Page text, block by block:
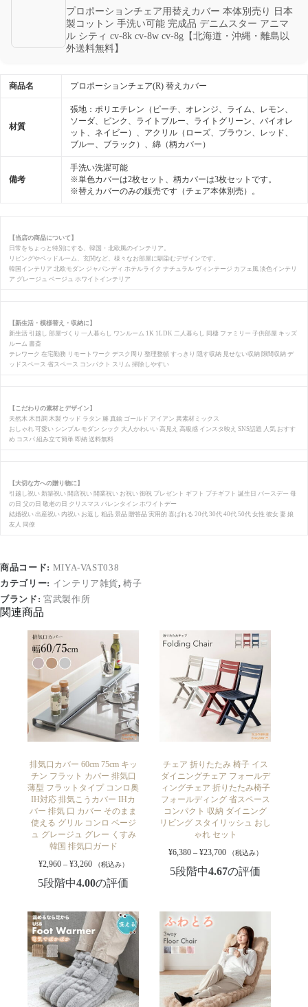
プロポーションチェア用替えカバー 本体別売り 日本
製コットン 手洗い可能 完成品 デニムスター アニマ
ル シティ cv-8k cv-8w cv-8g【北海道・沖縄・離島以
外送料無料】
商品名 プロポーションチェア(R) 替えカバー
材質
張地：ポリエチレン（ピーチ、オレンジ、ライム、レモン、
ソーダ、ピンク、ライトブルー、ライトグリーン、バイオレ
ット、ネイビー）、アクリル（ローズ、ブラウン、レッド、
ブルー、ブラック）、綿（柄カバー）
備考
手洗い洗濯可能
※単色カバーは2枚セット、柄カバーは3枚セットです。
※替えカバーのみの販売です（チェア本体別売）。
【当店の商品について】
日常をちょっと特別にする、韓国・北欧風のインテリア。
リビングやベッドルーム、玄関など、様々なお部屋に馴染むデザインです。
韓国インテリア 北欧モダン ジャパンディ ホテルライク ナチュラル ヴィンテージ カフェ風 淡色インテリ
ア グレージュ ベージュ ホワイトインテリア
【新生活・模様替え・収納に】
新生活 引越し 部屋づくり 一人暮らし ワンルーム 1K 1LDK 二人暮らし 同棲 ファミリー 子供部屋 キッズ
ルーム 書斎
テレワーク 在宅勤務 リモートワーク デスク周り 整理整頓 すっきり 隠す収納 見せない収納 隙間収納 デ
ッドスペース 省スペース コンパクト スリム 掃除しやすい
【こだわりの素材とデザイン】
天然木 木目調 木製 ウッド ラタン 籐 真鍮 ゴールド アイアン 異素材ミックス
おしゃれ 可愛い シンプル モダン シック 大人かわいい 高見え 高級感 インスタ映え SNS話題 人気 おすす
め コスパ 組み立て簡単 即納 送料無料
【大切な方への贈り物に】
引越し祝い 新築祝い 開店祝い 開業祝い お祝い 御祝 プレゼント ギフト プチギフト 誕生日 バースデー 母
の日 父の日 敬老の日 クリスマス バレンタイン ホワイトデー
結婚祝い 出産祝い 内祝い お返し 粗品 景品 贈答品 実用的 喜ばれる 20代 30代 40代 50代 女性 彼女 妻 娘
友人 同僚
商品コード: MIYA-VAST038
カテゴリー: インテリア雑貨,椅子
ブランド: 宮武製作所
関連商品
排気口カバー 60cm 75cm キッ
チン フラット カバー 排気口
薄型 フラットタイプ コンロ奥
IH対応 排気こうカバー IHカ
バー 排気 口 カバー そのまま
使える グリル コンロ ベージ
ュ グレージュ グレー くすみ
韓国 排気口ガード
¥2,960 – ¥3,260 （税込み）
5段階中4.00の評価
チェア 折りたたみ 椅子 イス
ダイニングチェア フォールデ
ィングチェア 折りたたみ椅子
フォールディング 省スペース
コンパクト 収納 ダイニング
リビング スタイリッシュ おし
ゃれ セット
¥6,380 – ¥23,700 （税込み）
5段階中4.67の評価